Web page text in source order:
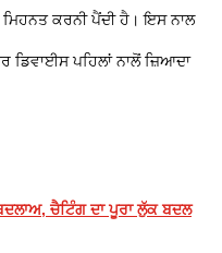
ਕਰਨੀ ਪੈਂਦੀ ਹੈ। ਇਸ ਨਾਲ
ਡਿਵਾਈਸ ਪਹਿਲਾਂ ਨਾਲੋਂ ਜ਼ਿਆਦਾ
ਚੈਟਿੰਗ ਦਾ ਪੂਰਾ ਲੁੱਕ ਬਦਲ